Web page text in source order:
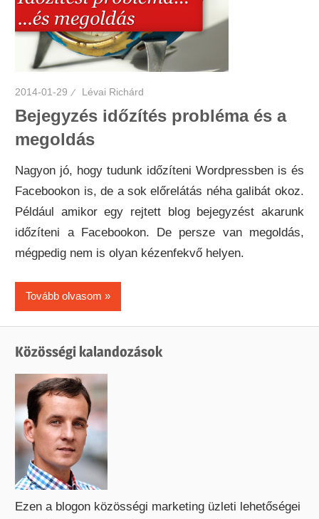
2014-01-29 Lévai Richárd
Bejegyzés időzítés probléma és a
megoldás
Nagyon jó, hogy tudunk időzíteni Wordpressben is és
Facebookon is, de a sok előrelátás néha galibát okoz.
Például amikor egy rejtett blog bejegyzést akarunk
időzíteni a Facebookon. De persze van megoldás,
mégpedig nem is olyan kézenfekvő helyen.
Tovább olvasom
Közösségi kalandozások
Ezen a blogon közösségi marketing üzleti lehetőségei